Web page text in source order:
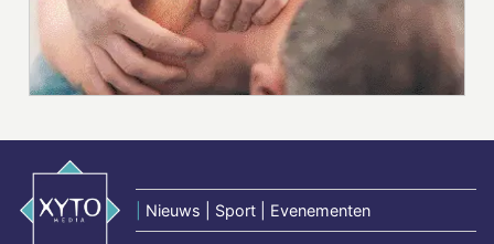
Nieuws | Sport | Evenementen